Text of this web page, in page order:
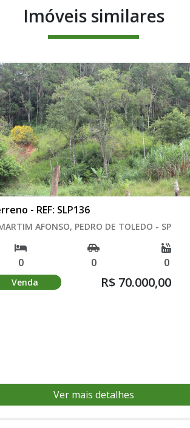
Imóveis similares
- REF: SLP136
AFONSO, PEDRO DE TOLEDO - SP
0 0 0
Venda R$ 70.000,00
Ver mais detalhes